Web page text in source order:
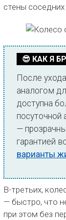
стены соседних
😎 КАК Я
После
аналогом
доступна
посуточной
—
гарантией
варианты
В-третьих,
— быстро, что
при этом без